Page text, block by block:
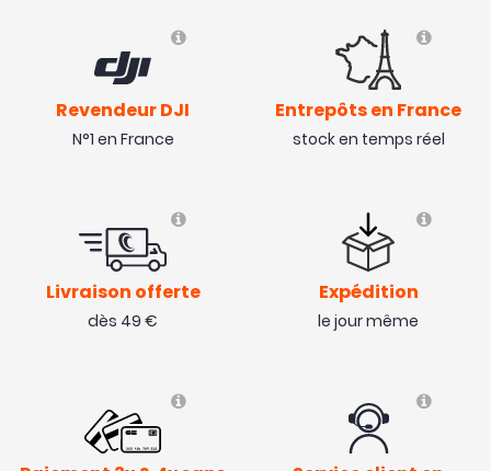
Revendeur DJI
N°1 en France
Entrepôts en France
stock en temps réel
Livraison offerte
dès 49 €
Expédition
le jour même